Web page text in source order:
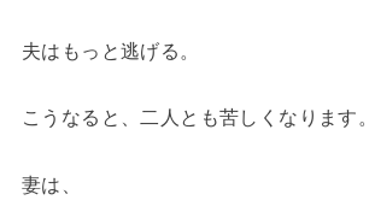
夫はもっと逃げる。
こうなると、二人とも苦しくなります。
妻は、